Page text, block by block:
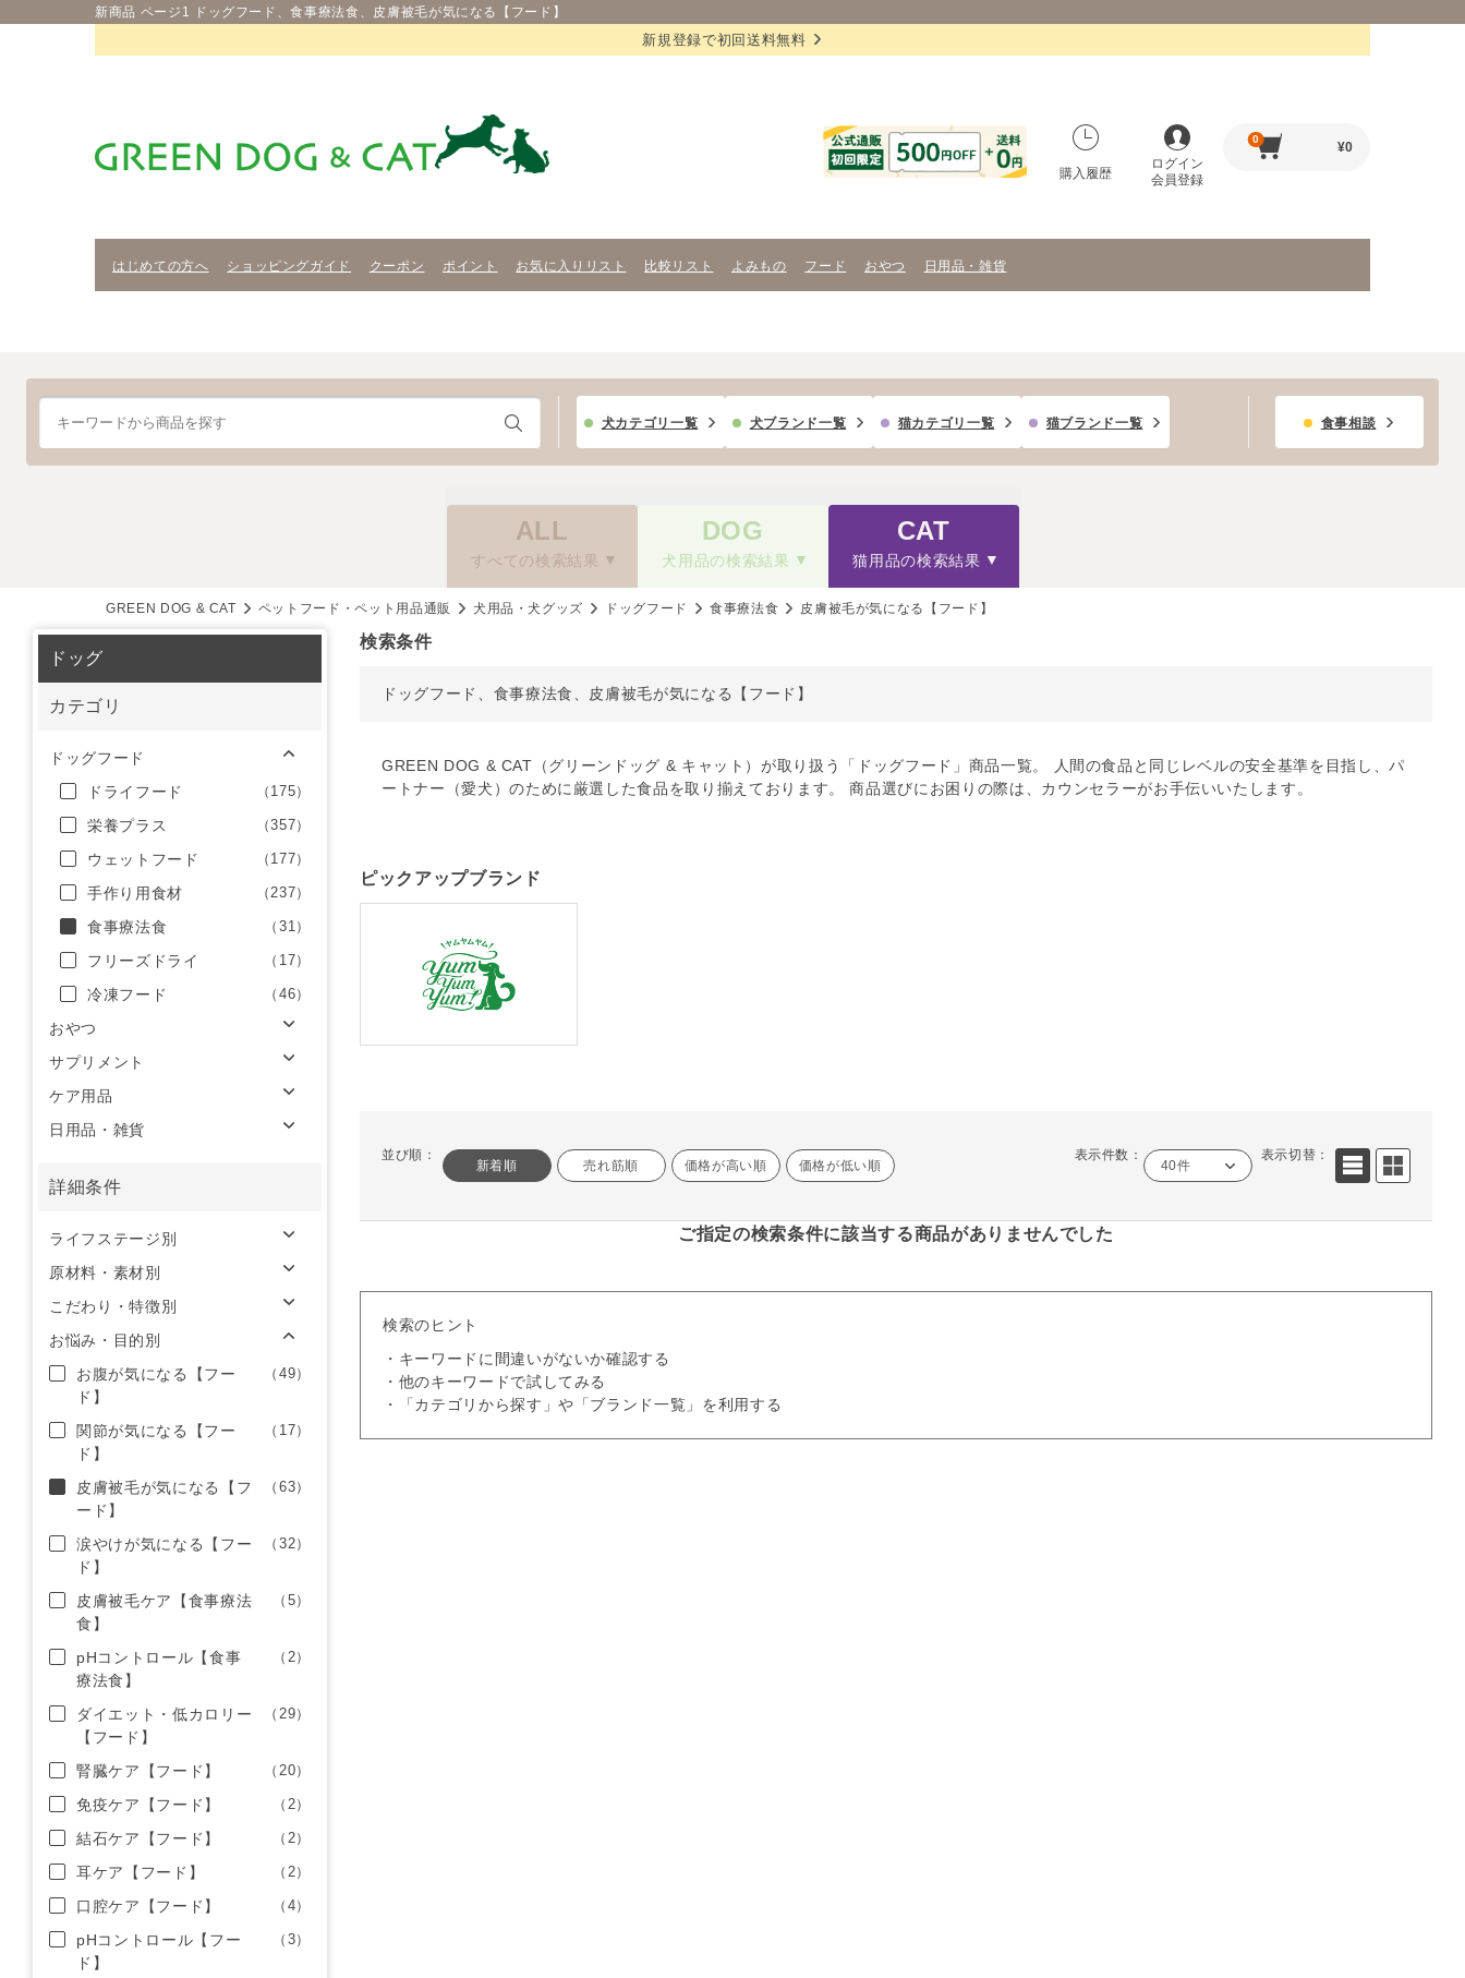
新商品 ページ1 ドッグフード、食事療法食、皮膚被毛が気になる【フード】
新規登録で初回送料無料
購入履歴
ログイン
会員登録
0
¥0
はじめての方へ ショッピングガイド クーポン ポイント お気に入りリスト 比較リスト よみもの フード おやつ 日用品・雑貨
犬カテゴリ一覧 犬ブランド一覧 猫カテゴリ一覧 猫ブランド一覧 食事相談
ALL
すべての検索結果
DOG
犬用品の検索結果
CAT
猫用品の検索結果
GREEN DOG & CAT ペットフード・ペット用品通販 犬用品・犬グッズ ドッグフード 食事療法食 皮膚被毛が気になる【フード】
検索条件
ドッグフード、食事療法食、皮膚被毛が気になる【フード】
GREEN DOG & CAT（グリーンドッグ & キャット）が取り扱う「ドッグフード」商品一覧。 人間の食品と同じレベルの安全基準を目指し、パ
ートナー（愛犬）のために厳選した食品を取り揃えております。 商品選びにお困りの際は、カウンセラーがお手伝いいたします。
ピックアップブランド
並び順：
新着順 売れ筋順 価格が高い順 価格が低い順
表示件数：
40件
表示切替：
ご指定の検索条件に該当する商品がありませんでした
検索のヒント
・キーワードに間違いがないか確認する
・他のキーワードで試してみる
・「カテゴリから探す」や「ブランド一覧」を利用する
ドッグ
カテゴリ
ドッグフード
ドライフード
（175）
栄養プラス （357）
ウェットフード （177）
手作り用食材 （237）
食事療法食 （31）
フリーズドライ （17）
冷凍フード （46）
おやつ
サプリメント
ケア用品
日用品・雑貨
詳細条件
ライフステージ別
原材料・素材別
こだわり・特徴別
お悩み・目的別
お腹が気になる【フー
ド】
（49）
関節が気になる【フー
ド】
（17）
皮膚被毛が気になる【フ
ード】
（63）
涙やけが気になる【フー
ド】
（32）
皮膚被毛ケア【食事療法
食】
（5）
pHコントロール【食事
療法食】
（2）
ダイエット・低カロリー
【フード】
（29）
腎臓ケア【フード】 （20）
免疫ケア【フード】 （2）
結石ケア【フード】 （2）
耳ケア【フード】 （2）
口腔ケア【フード】 （4）
pHコントロール【フー
ド】
（3）